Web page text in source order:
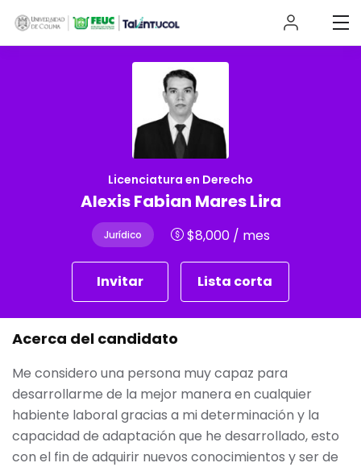
Licenciatura en Derecho
Alexis Fabian Mares Lira
Jurídico $8,000/ mes
Invitar Lista corta
Acerca del candidato
Me considero una persona muy capaz para
desarrollarme de la mejor manera en cualquier
habiente laboral gracias a mi determinación y la
capacidad de adaptación que he desarrollado, esto
con el fin de adquirir nuevos conocimientos y ser de